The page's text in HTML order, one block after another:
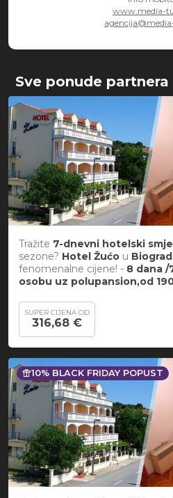
www.media-
Sve ponude partnera
Tražite 7-dnevni hotelski
sezone? Hotel Žućo u
fenomenalne cijene! - 8 dana /
osobu uz polupansion,od
SUPER CIJENA OD
316,68 €
featured_seasonal_and_gifts10% BLACK FRIDAY POPUST